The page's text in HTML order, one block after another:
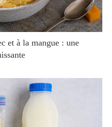
et à la mangue : une